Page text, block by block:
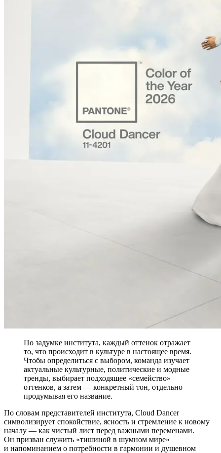
По задумке института, каждый оттенок отражает
то, что происходит в культуре в настоящее время.
Чтобы определиться с выбором, команда изучает
актуальные культурные, политические и модные
тренды, выбирает подходящее «семейство»
оттенков, а затем — конкретный тон, отдельно
продумывая его название.
По словам представителей института, Cloud Dancer
символизирует спокойствие, ясность и стремление к новому
началу — как чистый лист перед важными переменами.
Он призван служить «тишиной в шумном мире»
и напоминанием о потребности в гармонии и душевном